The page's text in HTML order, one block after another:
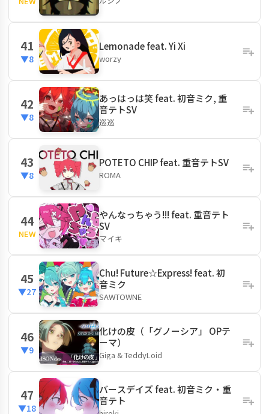
41
▼8
Lemonade feat. Yi Xi
worzy
42
▼8
あっはっは笑 feat. 初音ミク, 重
音テトSV
巡巡
43
▼8
POTETO CHIP feat. 重音テトSV
ROMA
44
NEW
やんなっちゃう!!! feat. 重音テト
SV
マイキ
45
▼27
Chu! Future☆Express! feat. 初
音ミク
SAWTOWNE
46
▼9
化けの皮（「グノーシア」 OPテ
ーマ）
Giga & TeddyLoid
47
▼18
バースデイズ feat. 初音ミク・重
音テト